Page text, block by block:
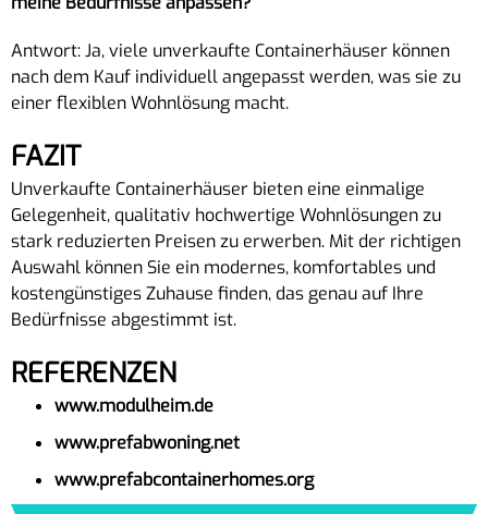
Antwort: Ja, viele unverkaufte Containerhäuser können
nach dem Kauf individuell angepasst werden, was sie zu
einer flexiblen Wohnlösung macht.
FAZIT
Unverkaufte Containerhäuser bieten eine einmalige
Gelegenheit, qualitativ hochwertige Wohnlösungen zu
stark reduzierten Preisen zu erwerben. Mit der richtigen
Auswahl können Sie ein modernes, komfortables und
kostengünstiges Zuhause finden, das genau auf Ihre
Bedürfnisse abgestimmt ist.
REFERENZEN
www.modulheim.de
www.prefabwoning.net
www.prefabcontainerhomes.org